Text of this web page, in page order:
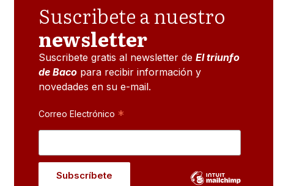
Suscribete a nuestro
newsletter
Suscribete gratis al newsletter deEl triunfo
de Baco para recibir información y
novedades en su e-mail.
Correo Electrónico *